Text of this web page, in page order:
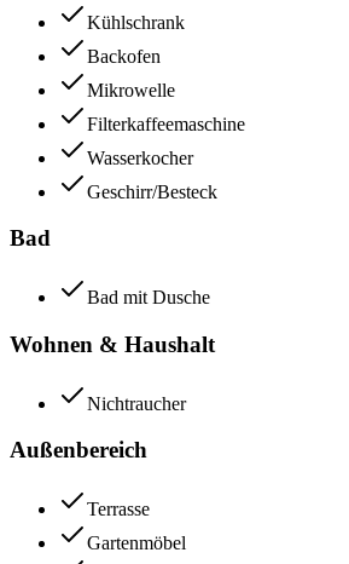
Kühlschrank
Backofen
Mikrowelle
Filterkaffeemaschine
Wasserkocher
Geschirr/Besteck
Bad
Bad mit Dusche
Wohnen & Haushalt
Nichtraucher
Außenbereich
Terrasse
Gartenmöbel